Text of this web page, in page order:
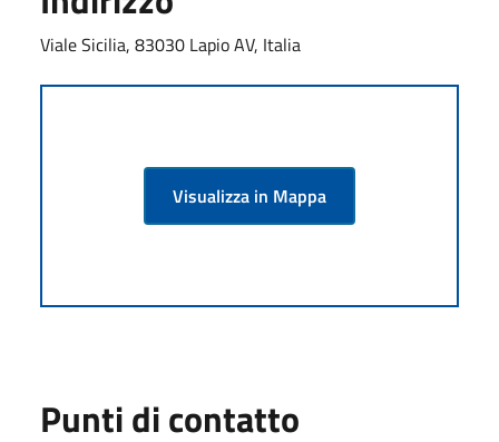
Viale Sicilia, 83030 Lapio AV, Italia
Visualizza in Mappa
Punti di contatto